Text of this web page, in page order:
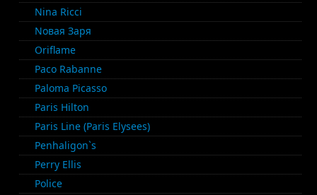
Nina Ricci
Nовая Заря
Oriflame
Paco Rabanne
Paloma Picasso
Paris Hilton
Paris Line (Paris Elysees)
Penhaligon`s
Perry Ellis
Police